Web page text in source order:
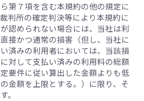
ら第７項を含む本規約の他の規定に
判所の確定判決等により本規約に
認められない場合には、当社は利
接かつ通常の損害（但し、当社に
済みの利用者においては、当該損
対して支払い済みの利用料の総額
要件に従い算出した金額よりも低
金額を上限とする。）に限り、そ
。